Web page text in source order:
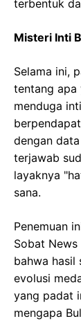
terbentuk
Misteri Inti
Selama ini,
tentang apa
menduga
dengan
terjawab
layaknya
sana.
Penemuan
Sobat News
bahwa hasil
evolusi
yang padat
mengapa